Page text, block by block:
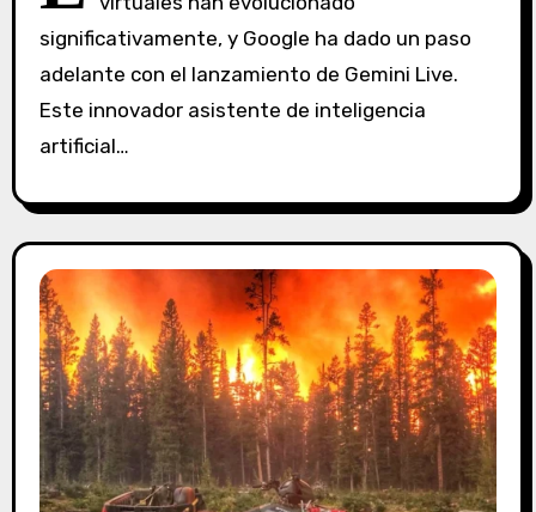
n
c
o
n
a
r
o
s
significativamente, y Google ha dado un paso
adelante con el lanzamiento de Gemini Live.
Este innovador asistente de inteligencia
artificial…